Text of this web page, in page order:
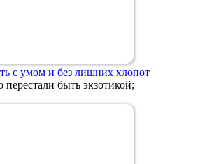
с умом и без лишних хлопот
быть экзотикой;